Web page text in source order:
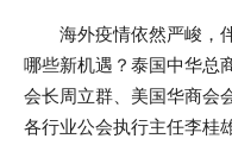
海外疫情依然严峻，
哪些新机遇？泰国中华总
会长周立群、美国华商会
各行业公会执行主任李桂